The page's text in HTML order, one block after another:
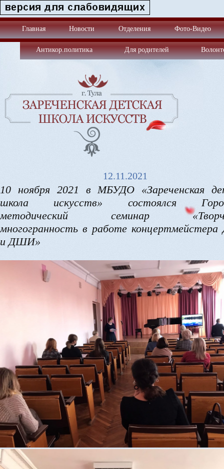
Главная Новости Отделения Фото-Видео
Антикор.политика Для родителей
12.11.2021
10 ноября 2021 в МБУДО «Зареченская
школа искусств» состоялся
методический семинар
многогранность в работе
и ДШИ»